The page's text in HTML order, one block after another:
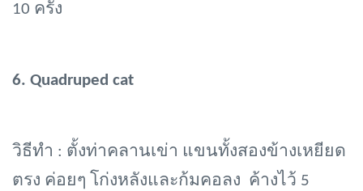
10 ครั้ง
6. Quadruped cat
วิธีทำ : ตั้งท่าคลานเข่า แขนทั้งสองข้างเหยียด
ตรง ค่อยๆ โก่งหลังและก้มคอลง ค้างไว้ 5